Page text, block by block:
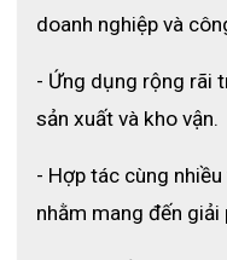
Phần áo kèm
- Phần quần của bộ áo
sẽ phù hợp với nhiều
chật hay quá rộng.
doanh nghiệp và
- Ứng dụng rộng rãi
sản xuất và kho vận.
- Hợp tác cùng
nhằm mang đến giải